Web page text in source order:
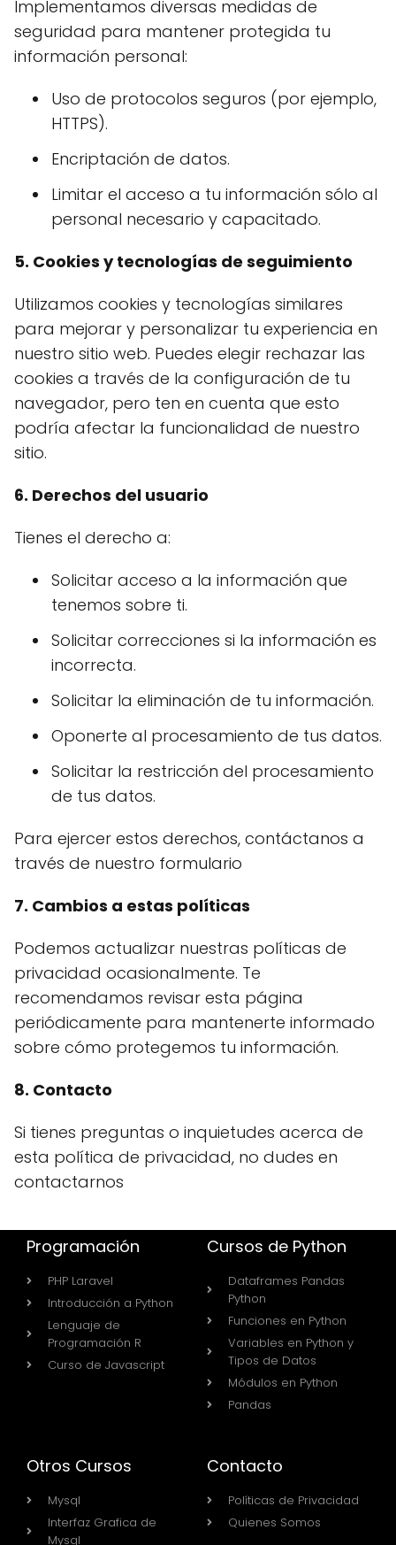
Implementamos diversas medidas de
seguridad para mantener protegida tu
información personal:
Uso de protocolos seguros (por ejemplo,
HTTPS).
Encriptación de datos.
Limitar el acceso a tu información sólo al
personal necesario y capacitado.
5. Cookies y tecnologías de seguimiento
Utilizamos cookies y tecnologías similares
para mejorar y personalizar tu experiencia en
nuestro sitio web. Puedes elegir rechazar las
cookies a través de la configuración de tu
navegador, pero ten en cuenta que esto
podría afectar la funcionalidad de nuestro
sitio.
6. Derechos del usuario
Tienes el derecho a:
Solicitar acceso a la información que
tenemos sobre ti.
Solicitar correcciones si la información es
incorrecta.
Solicitar la eliminación de tu información.
Oponerte al procesamiento de tus datos.
Solicitar la restricción del procesamiento
de tus datos.
Para ejercer estos derechos, contáctanos a
través de nuestro formulario
7. Cambios a estas políticas
Podemos actualizar nuestras políticas de
privacidad ocasionalmente. Te
recomendamos revisar esta página
periódicamente para mantenerte informado
sobre cómo protegemos tu información.
8. Contacto
Si tienes preguntas o inquietudes acerca de
esta política de privacidad, no dudes en
contactarnos
Programación
PHP Laravel
Introducción a Python
Lenguaje de
Programación R
Curso de Javascript
Cursos de Python
Dataframes Pandas
Python
Funciones en Python
Variables en Python y
Tipos de Datos
Módulos en Python
Pandas
Otros Cursos
Mysql
Interfaz Grafica de
Mysql
Contacto
Políticas de Privacidad
Quienes Somos